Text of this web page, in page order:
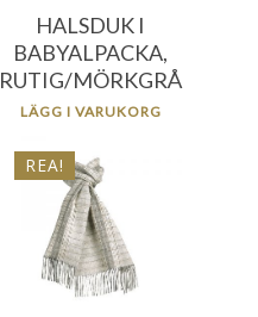
HALSDUK I
BABYALPACKA,
RUTIG/MÖRKGRÅ
LÄGG I VARUKORG
REA!
476.00
333.20kr